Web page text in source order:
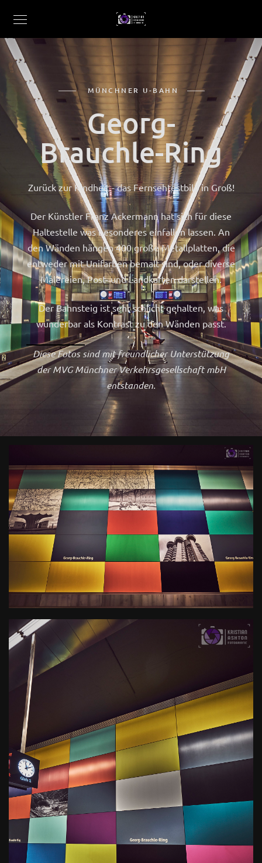
MÜNCHNER U-BAHN
Georg-
Brauchle-Ring
Zurück zur Kindheit - das Fernsehtestbild in Groß!
Der Künstler Franz Ackermann hat sich für diese
Haltestelle was besonderes einfallen lassen. An
den Wänden hängen 400 große Metallplatten, die
entweder mit Unifarben bemalt sind, oder diverse
Malereien, Post- und Landkarten darstellen.
Der Bahnsteig ist sehr schlicht gehalten, was
wunderbar als Kontrast zu den Wänden passt.
Diese Fotos sind mit freundlicher Unterstützung
der MVG Münchner Verkehrsgesellschaft mbH
entstanden.
0
U-Bahn Haltestelle Georg-
Brauchle-Ring
Kamera: X-T3 |Blende Brennweite : 10mm |
Belichtungszeit ISO
0